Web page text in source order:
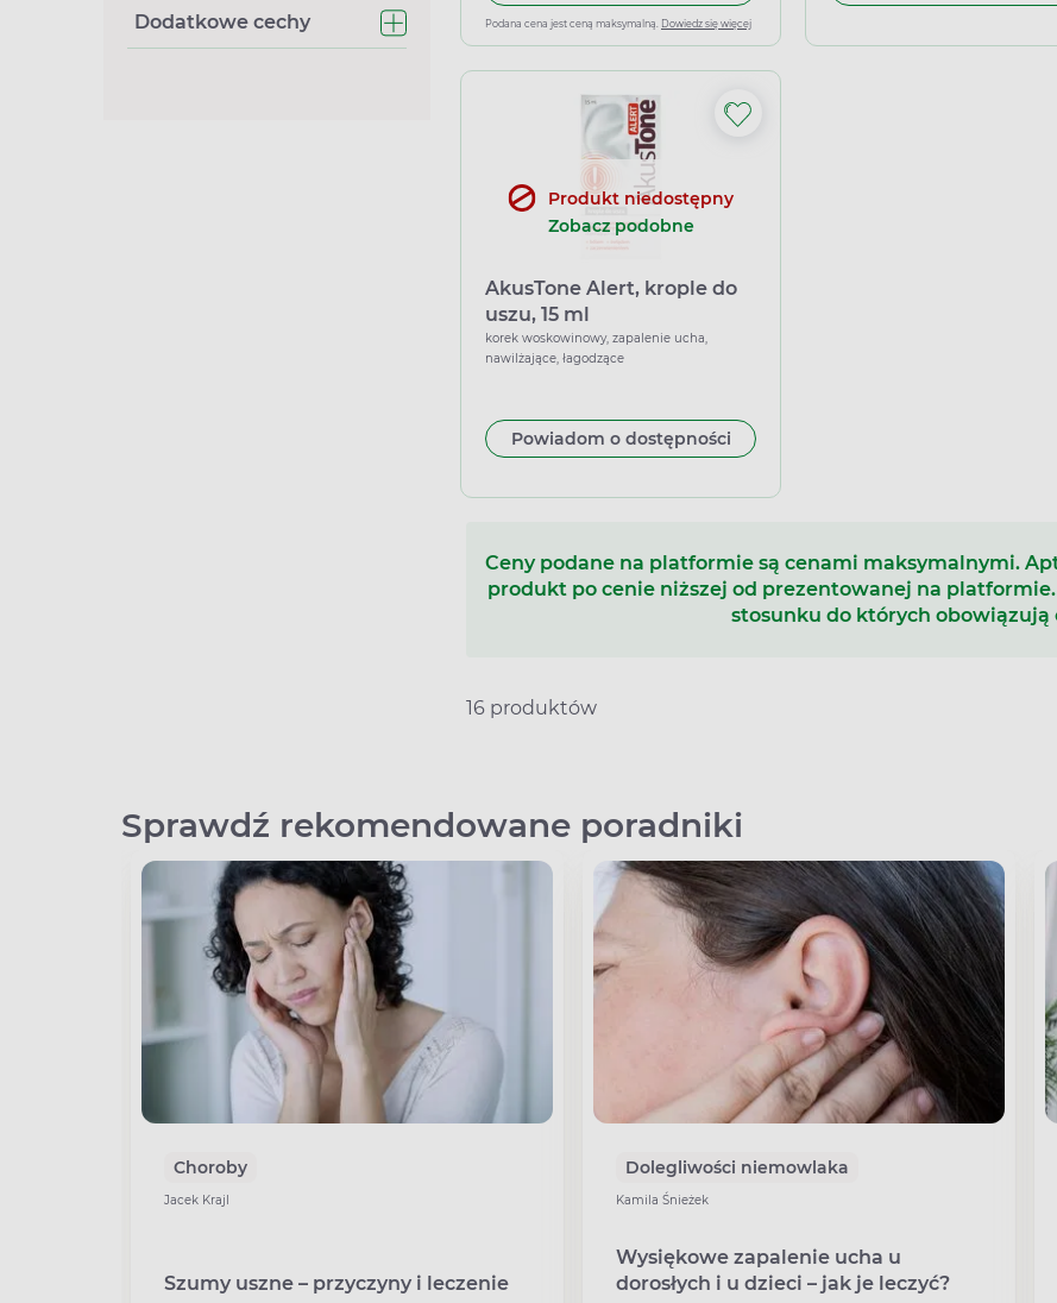
Dodatkowe cechy Podana cena jest ceną maksymalną. Dowiedz się więcej
Produkt niedostępny
Zobacz podobne
AkusTone Alert, krople do
uszu, 15 ml
korek woskowinowy, zapalenie ucha,
nawilżające, łagodzące
Powiadom o dostępności
Ceny podane na platformie są cenami maksymalnymi.
produkt po cenie niższej od prezentowanej na
stosunku do których obowiązują
16 produktów
Sprawdź rekomendowane poradniki
Choroby
Jacek Krajl
Szumy uszne – przyczyny i leczenie
Dolegliwości niemowlaka
Kamila Śnieżek
Wysiękowe zapalenie ucha u
dorosłych i u dzieci – jak je leczyć?